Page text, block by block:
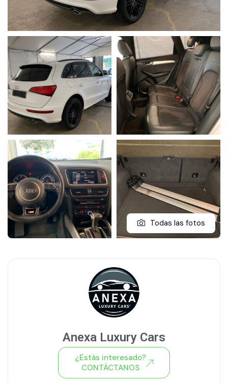
Todas las fotos
Anexa Luxury Cars
¿Estás interesado?
CONTÁCTANOS